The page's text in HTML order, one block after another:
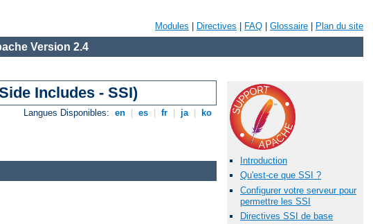
Modules Directives FAQ Glossaire Plan du site
Version 2.4
Includes - SSI)
Langues Disponibles: en es fr ja ko
Introduction
Qu'est-ce que SSI ?
Configurer votre serveur pour
permettre les SSI
Directives SSI de base